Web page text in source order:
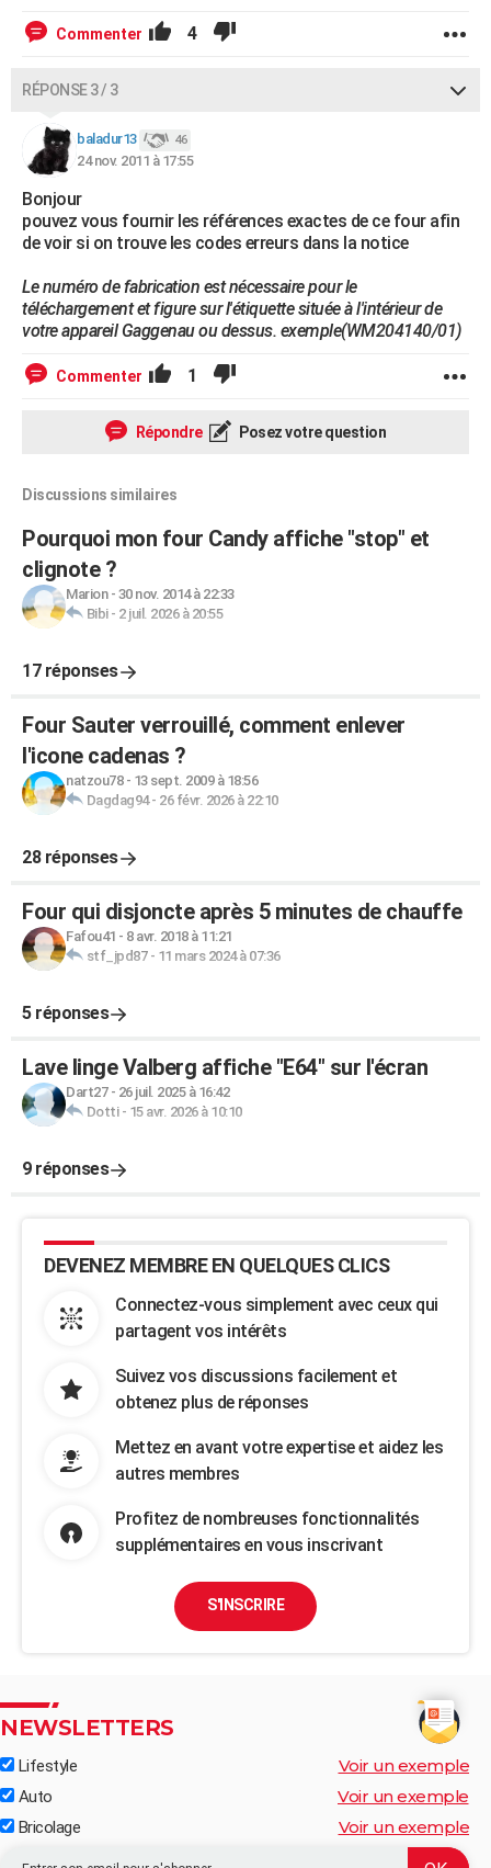
Commenter 4
RÉPONSE 3 / 3
baladur13 46
24 nov. 2011 à 17:55
Bonjour
pouvez vous fournir les références exactes de ce four afin
de voir si on trouve les codes erreurs dans la notice
Le numéro de fabrication est nécessaire pour le
téléchargement et figure sur l'étiquette située à l'intérieur de
votre appareil Gaggenau ou dessus. exemple(WM204140/01)
Commenter 1
Répondre Posez votre question
Discussions similaires
Pourquoi mon four Candy affiche "stop" et
clignote ?
Marion- 30 nov. 2014 à 22:33
Bibi- 2 juil. 2026 à 20:55
17 réponses
Four Sauter verrouillé, comment enlever
l'icone cadenas ?
natzou78- 13 sept. 2009 à 18:56
Dagdag94- 26 févr. 2026 à 22:10
28 réponses
Four qui disjoncte après 5 minutes de chauffe
Fafou41 - 8 avr. 2018 à 11:21
stf_jpd87- 11 mars 2024 à 07:36
5 réponses
Lave linge Valberg affiche "E64" sur l'écran
Dart27- 26 juil. 2025 à 16:42
Dotti- 15 avr. 2026 à 10:10
9 réponses
DEVENEZ MEMBRE EN QUELQUES CLICS
Connectez-vous simplement avec ceux qui
partagent vos intérêts
Suivez vos discussions facilement et
obtenez plus de réponses
Mettez en avant votre expertise et aidez les
autres membres
Profitez de nombreuses fonctionnalités
supplémentaires en vous inscrivant
S'INSCRIRE
NEWSLETTERS
Lifestyle Voir un exemple
Auto Voir un exemple
Bricolage Voir un exemple